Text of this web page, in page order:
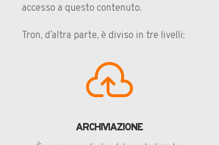
accesso a questo contenuto.
Tron, d’altra parte, è diviso in tre livelli:

ARCHIVIAZIONE